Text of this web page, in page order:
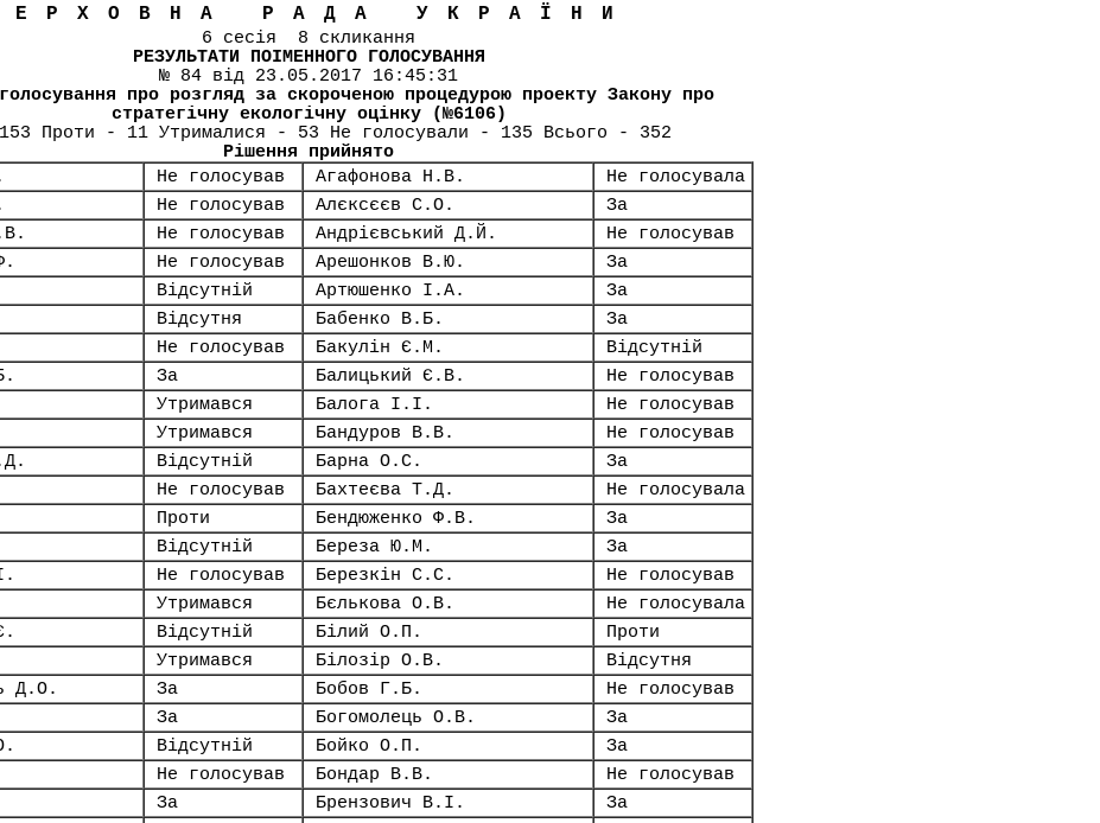
РАДА УКРАЇНИ
6 сесія 8 скликання
РЕЗУЛЬТАТИ ПОІМЕННОГО ГОЛОСУВАННЯ
№ 84 від 23.05.2017 16:45:31
про розгляд за скороченою процедурою проекту Закону про
стратегічну екологічну оцінку (№6106)
Проти - 11 Утрималися - 53 Не голосували - 135 Всього - 352
Рішення прийнято
Не голосував Агафонова Н.В.
Не голосувала
Не голосував Алєксєєв С.О.
За
Не голосував Андрієвський Д.Й.
Не голосував
Не голосував Арешонков В.Ю.
За
Відсутній Артюшенко І.А.
За
Відсутня Бабенко В.Б.
За
Не голосував Бакулін Є.М.
Відсутній
За Балицький Є.В.
Не голосував
Утримався Балога І.І.
Не голосував
Утримався Бандуров В.В.
Не голосував
Відсутній Барна О.С.
За
Не голосував Бахтеєва Т.Д.
Не голосувала
Проти Бендюженко Ф.В.
За
Відсутній Береза Ю.М.
За
Не голосував Березкін С.С.
Не голосував
Утримався Бєлькова О.В.
Не голосувала
Відсутній Білий О.П.
Проти
Утримався Білозір О.В.
Відсутня
Д.О.
За Бобов Г.Б.
Не голосував
За Богомолець О.В.
За
Відсутній Бойко О.П.
За
Не голосував Бондар В.В.
Не голосував
За Брензович В.І.
За